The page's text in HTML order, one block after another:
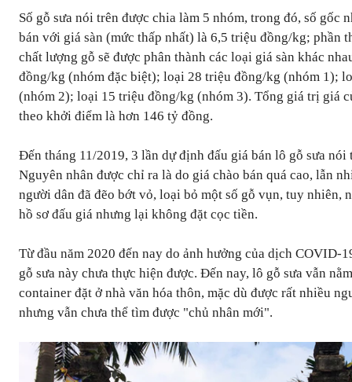
Số gỗ sưa nói trên được chia làm 5 nhóm, trong đó, số gốc
bán với giá sàn (mức thấp nhất) là 6,5 triệu đồng/kg; phần
chất lượng gỗ sẽ được phân thành các loại giá sàn khác
đồng/kg (nhóm đặc biệt); loại 28 triệu đồng/kg (nhóm 1);
(nhóm 2); loại 15 triệu đồng/kg (nhóm 3). Tổng giá trị giá
theo khởi điểm là hơn 146 tỷ đồng.
Đến tháng 11/2019, 3 lần dự định đấu giá bán lô gỗ sưa nói
Nguyên nhân được chỉ ra là do giá chào bán quá cao, lẫn
người dân đã đẽo bớt vỏ, loại bỏ một số gỗ vụn, tuy nhiên,
hồ sơ đấu giá nhưng lại không đặt cọc tiền.
Từ đầu năm 2020 đến nay do ảnh hưởng của dịch COVID-
gỗ sưa này chưa thực hiện được. Đến nay, lô gỗ sưa vẫn
container đặt ở nhà văn hóa thôn, mặc dù được rất nhiều
nhưng vẫn chưa thể tìm được "chủ nhân mới".